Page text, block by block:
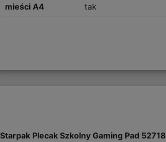
mieści A4 tak
Starpak Plecak Szkolny Gaming Pad